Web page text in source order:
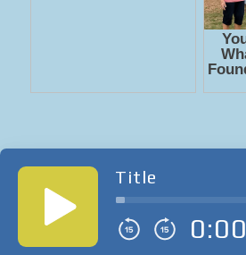
Title
0:00